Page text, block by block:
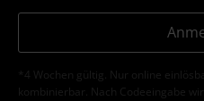
*4 Wochen gültig. Nur online
kombinierbar. Nach Codeeingabe